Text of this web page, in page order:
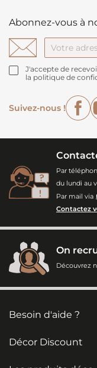
Abonnez-vous à
J'accepte de
la politique de
Suivez-nous !
Par
du lundi au
Par mail via
Contactez
On
Découvrez
Besoin d'aide ?
Décor Discount